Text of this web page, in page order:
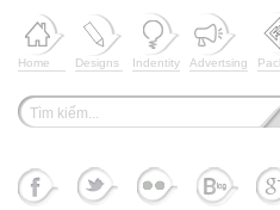
Home Designs Indentity Advertsing